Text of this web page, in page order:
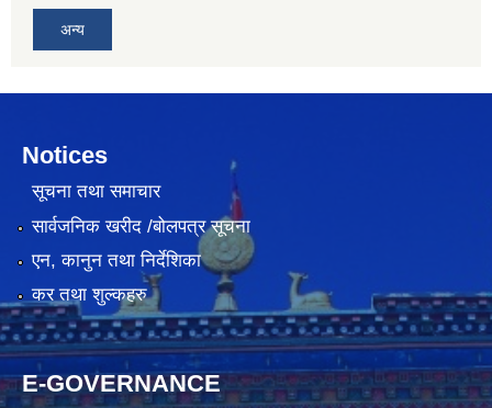
अन्य
Notices
सूचना तथा समाचार
सार्वजनिक खरीद /बोलपत्र सूचना
एन, कानुन तथा निर्देशिका
कर तथा शुल्कहरु
E-GOVERNANCE